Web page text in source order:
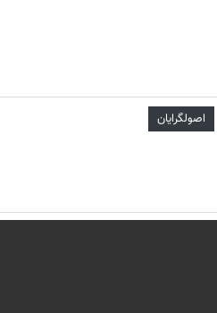
اصولگرایان